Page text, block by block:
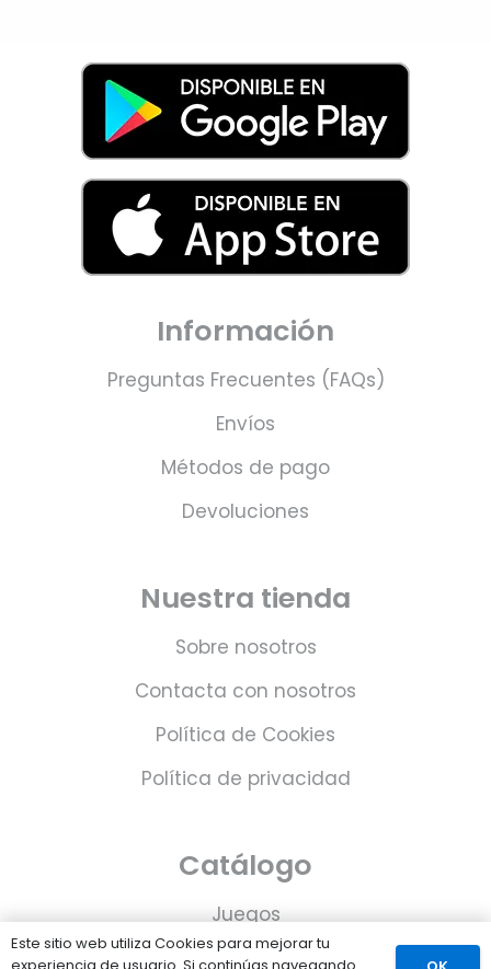
Información
Preguntas Frecuentes (FAQs)
Envíos
Métodos de pago
Devoluciones
Nuestra tienda
Sobre nosotros
Contacta con nosotros
Política de Cookies
Política de privacidad
Catálogo
Juegos
Consolas
Este sitio web utiliza Cookies para mejorar tu